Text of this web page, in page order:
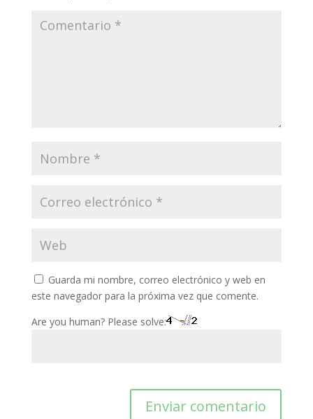
Guarda mi nombre, correo electrónico y web en
este navegador para la próxima vez que comente.
Are you human? Please solve: